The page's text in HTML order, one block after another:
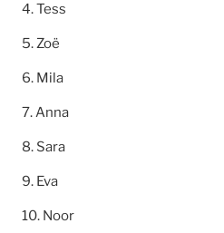
Tess
Zoë
Mila
Anna
Sara
Eva
Noor